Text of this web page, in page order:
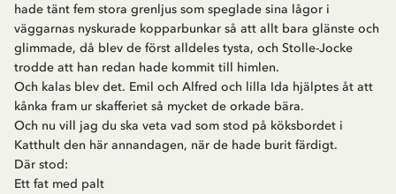
hade tänt fem stora grenljus som speglade sina lågor i
väggarnas nyskurade kopparbunkar så att allt bara glänste och
glimmade, då blev de först alldeles tysta, och Stolle-Jocke
trodde att han redan hade kommit till himlen.
Och kalas blev det. Emil och Alfred och lilla Ida hjälptes åt att
kånka fram ur skafferiet så mycket de orkade bära.
Och nu vill jag du ska veta vad som stod på köksbordet i
Katthult den här annandagen, när de hade burit färdigt.
Där stod:
Ett fat med palt